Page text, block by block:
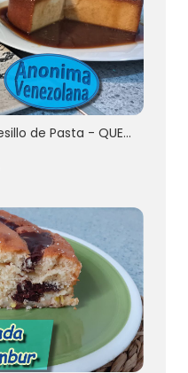
Como Hacer Quesillo de Pasta - QUESILLO VENEZOLANO